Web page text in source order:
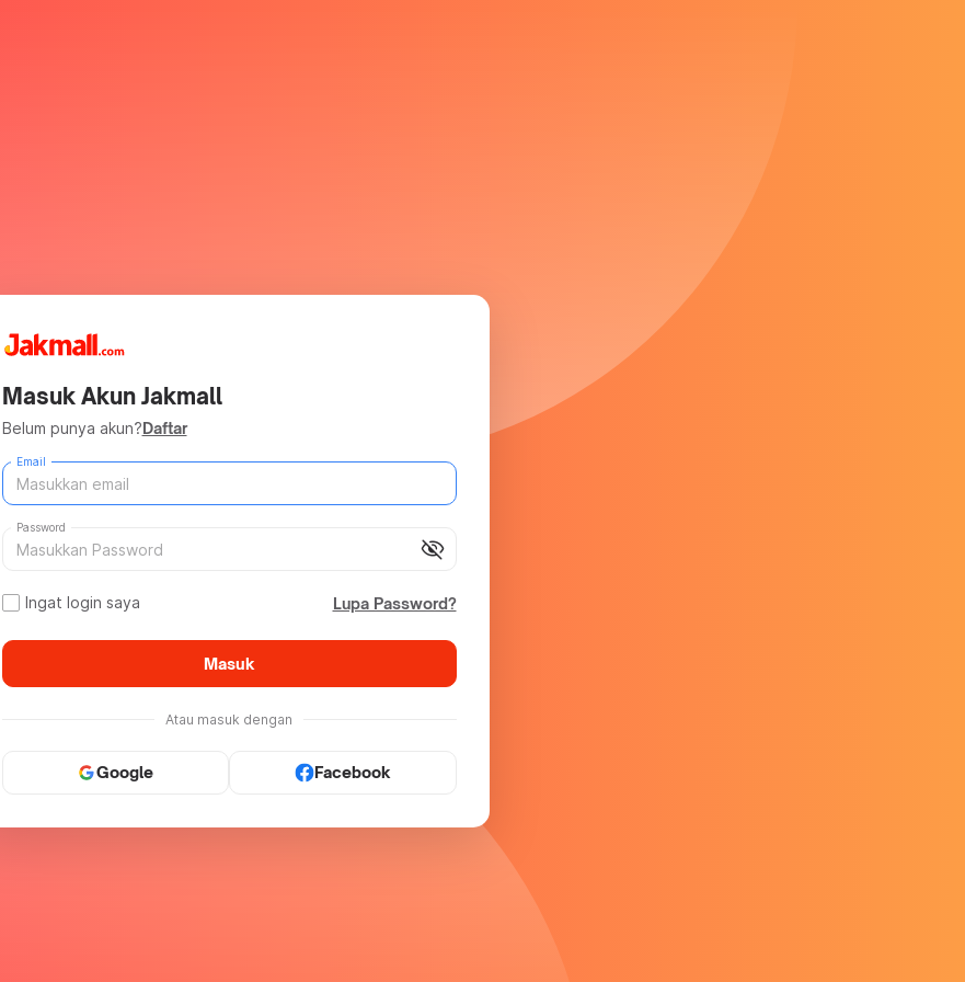
Masuk Akun Jakmall
Belum punya akun?Daftar
Email
visibility_off
Password
Ingat login saya Lupa Password?
Masuk
Atau masuk dengan
Google Facebook